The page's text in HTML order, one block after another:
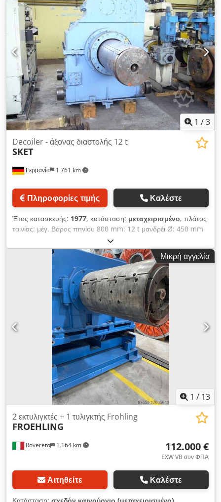
1 /3
Γερμανία 1.761 km
Decoiler - άξονας διαστολής 12 t
SKET
Πληροφορίες τιμής Καλέστε
Έτος κατασκευής: 1977, κατάσταση: μεταχειρισμένο, πλάτος
ταινίας: μέγ. Βάρος πηνίου 800 mm: 12 t μανδρέι Ø: 450 mm
Μικρή αγγελία
1 / 13
Rovereto 1.164 km
2 εκτυλιγκτές + 1 τυλιγκτής Frohling
FROEHLING
112.000 €
EXW VB συν ΦΠΑ
Αιτηθείτε Καλέστε